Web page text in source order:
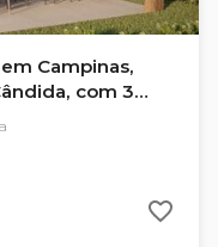
Campinas,
com 3